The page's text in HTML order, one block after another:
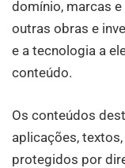
domínio, marcas
outras obras e
e a tecnologia a
conteúdo.
Os conteúdos
aplicações,
protegidos por